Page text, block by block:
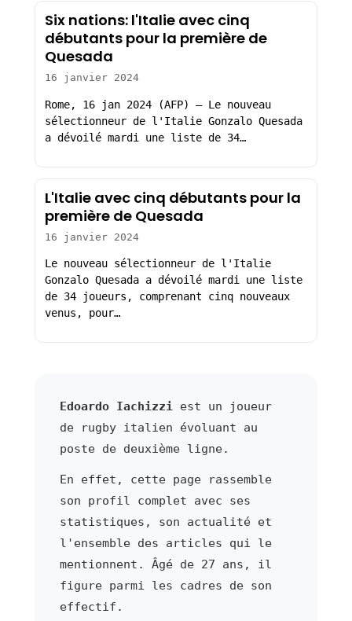
Six nations: l'Italie avec cinq
débutants pour la première de
Quesada
16 janvier 2024
Rome, 16 jan 2024 (AFP) – Le nouveau
sélectionneur de l'Italie Gonzalo Quesada
a dévoilé mardi une liste de 34…
L'Italie avec cinq débutants pour la
première de Quesada
16 janvier 2024
Le nouveau sélectionneur de l'Italie
Gonzalo Quesada a dévoilé mardi une liste
de 34 joueurs, comprenant cinq nouveaux
venus, pour…
Edoardo Iachizziest un joueur
de rugby italien évoluant au
poste de deuxième ligne.
En effet, cette page rassemble
son profil complet avec ses
statistiques, son actualité et
l'ensemble des articles qui le
mentionnent. Âgé de 27 ans, il
figure parmi les cadres de son
effectif.